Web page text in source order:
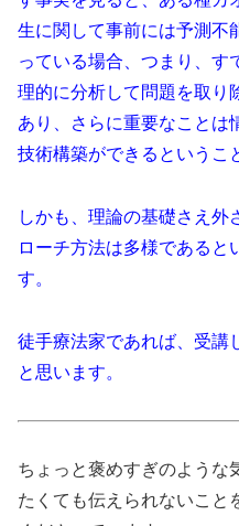
生に関して事前には予測不
っている場合、つまり、す
理的に分析して問題を取り
あり、さらに重要なことは
技術構築ができるというこ
しかも、理論の基礎さえ外
ローチ方法は多様であると
す。
徒手療法家であれば、受講
と思います。
ちょっと褒めすぎのような
たくても伝えられないこと